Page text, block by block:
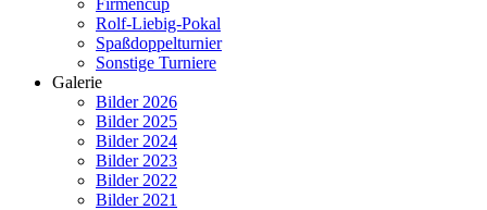
Firmencup
Rolf-Liebig-Pokal
Spaßdoppelturnier
Sonstige Turniere
Galerie
Bilder 2026
Bilder 2025
Bilder 2024
Bilder 2023
Bilder 2022
Bilder 2021